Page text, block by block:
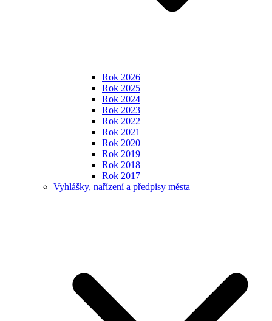
Rok 2026
Rok 2025
Rok 2024
Rok 2023
Rok 2022
Rok 2021
Rok 2020
Rok 2019
Rok 2018
Rok 2017
Vyhlášky, nařízení a předpisy města